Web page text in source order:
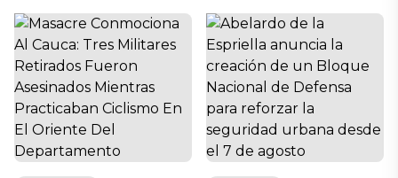
rural de Montenegro,
Quindío
Nacional terminó
convirtiéndose en un
operativo de rescate que
evitó una posible tragedia,
luego de que el llanto de un
bebé guiara a los
uniformados hasta el lugar
donde se encontraban dos
menores de edad
hijo de san Vicente de Paúl
y oriundo de […]